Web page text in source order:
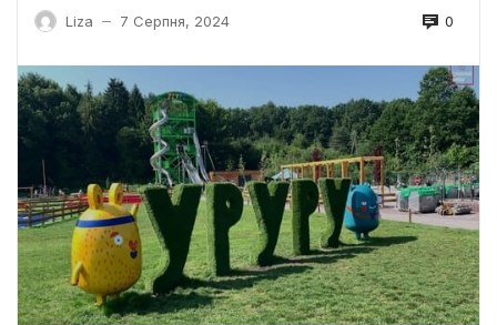
Liza — 7 Серпня, 2024 0